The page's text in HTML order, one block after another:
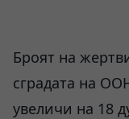
Броят на
сградата на
увеличи на 18